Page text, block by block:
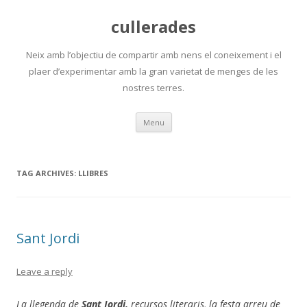
cullerades
Neix amb l’objectiu de compartir amb nens el coneixement i el
plaer d’experimentar amb la gran varietat de menges de les
nostres terres.
Menu Skip
content
TAG ARCHIVES: LLIBRES
Sant Jordi
Leave a reply
La llegenda de Sant Jordi, recursos literaris, la festa arreu de